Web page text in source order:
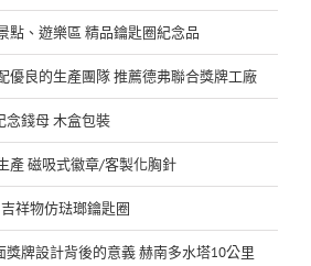
點、遊樂區 精品鑰匙圈紀念品
優良的生產團隊 推薦德弗聯合獎牌工廠
念錢母 木盒包裝
產 磁吸式徽章/客製化胸針
祥物仿琺瑯鑰匙圈
牌設計背後的意義 赫南多水塔10公里